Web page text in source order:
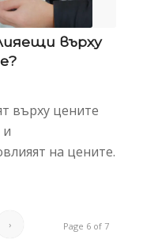
върху
върху цените
и
на цените.
Page 6 of 7
›